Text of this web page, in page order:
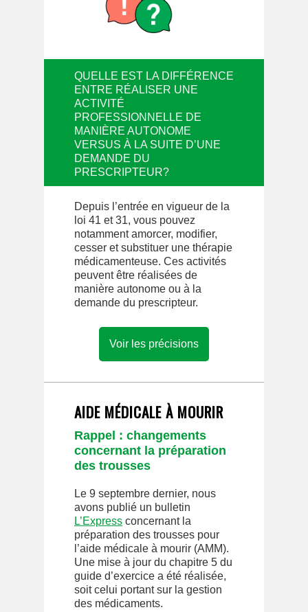
QUELLE EST LA DIFFÉRENCE
ENTRE RÉALISER UNE
ACTIVITÉ
PROFESSIONNELLE DE
MANIÈRE AUTONOME
VERSUS À LA SUITE D’UNE
DEMANDE DU
PRESCRIPTEUR?
Depuis l’entrée en vigueur de la
loi 41 et 31, vous pouvez
notamment amorcer, modifier,
cesser et substituer une thérapie
médicamenteuse. Ces activités
peuvent être réalisées de
manière autonome ou à la
demande du prescripteur.
Voir les précisions
AIDE MÉDICALE À MOURIR
Rappel : changements
concernant la préparation
des trousses
Le 9 septembre dernier, nous
avons publié un bulletin
L’Express concernant la
préparation des trousses pour
l’aide médicale à mourir (AMM).
Une mise à jour du chapitre 5 du
guide d’exercice a été réalisée,
soit celui portant sur la gestion
des médicaments.